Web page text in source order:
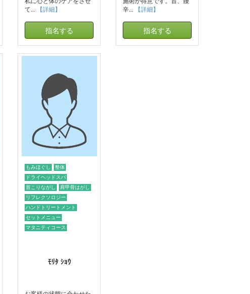
て...
【詳細】
指名する
辛...
【詳細】
指名する
もみほぐし
整体
ドライヘッドスパ
首こりながし
肩甲骨はがし
リフレクソロジー
ハンドトリートメント
セットメニュー
マタニティコース
ﾓﾘﾀ ｼｮｳ